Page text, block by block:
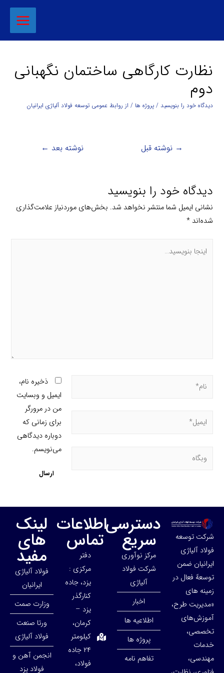
نظارت کارگاهی ساختمان نگهبانی
دوم
دیدگاه‌ خود را بنویسید /پروژه ها / از روابط عمومی توسعه فولاد آلیاژی ایرانیان
→ نوشته قبل نوشته بعد ←
دیدگاه‌ خود را بنویسید
نشانی ایمیل شما منتشر نخواهد شد. بخش‌های موردنیاز علامت‌گذاری
شده‌اند*
ذخیره نام،
ایمیل و وبسایت
من در مرورگر
برای زمانی که
دوباره دیدگاهی
می‌نویسم.
شرکت توسعه
فولاد آلیاژی
ایرانیان ضمن
توسعهً فعال در
زمینه های
«مدیریت طرح،
آموزش‌های
تخصصی،
خدمات
مهندسی،
دسترسی
سریع
مرکز نوآوری
شرکت فولاد
آلیاژی
اخبار
اطلاعیه ها
پروژه ها
تفاهم نامه
اطلاعات
تماس
دفتر
مرکزی :
یزد، جاده
کنارگذر
یزد –
کرمان،
کیلومتر
۲۴ جاده
فولاد،
لینک
های
مفید
فولاد آلیاژی
ایرانیان
وزارت صمت
ورتا صنعت
فولاد آلیاژی
انجمن آهن و
فولاد یزد